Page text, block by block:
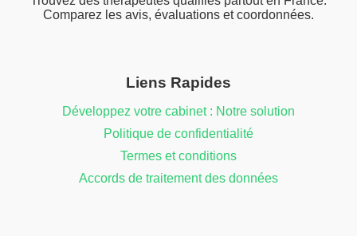
Comparez les avis, évaluations et coordonnées.
Liens Rapides
Développez votre cabinet : Notre solution
Politique de confidentialité
Termes et conditions
Accords de traitement des données